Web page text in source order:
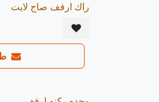
20
%
راك ارفف صاج لايت